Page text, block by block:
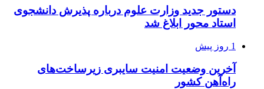
دستور جدید وزارت علوم درباره پذیرش دانشجوی
استاد محور ابلاغ شد
1 روز پیش
آخرین وضعیت امنیت سایبری زیرساخت‌های
راه‌آهن کشور